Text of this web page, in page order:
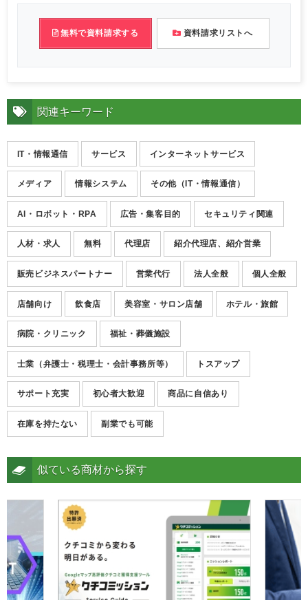
無料で資料請求する 資料請求リストへ
関連キーワード
IT・情報通信 サービス インターネットサービス
メディア 情報システム その他（IT・情報通信）
AI・ロボット・RPA 広告・集客目的 セキュリティ関連
人材・求人 無料 代理店 紹介代理店、紹介営業
販売ビジネスパートナー 営業代行 法人全般 個人全般
店舗向け 飲食店 美容室・サロン店舗 ホテル・旅館
病院・クリニック 福祉・葬儀施設
士業（弁護士・税理士・会計事務所等） トスアップ
サポート充実 初心者大歓迎 商品に自信あり
在庫を持たない 副業でも可能
似ている商材から探す